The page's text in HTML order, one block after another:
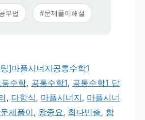
부법 #문제풀이해설
]마플시너지공통수학1
등수학, 공통수학1, 공통수학1 답
, 다항식, 마플시너지 , 마플시너
제풀이 , 왕중요, 최다빈출, 함